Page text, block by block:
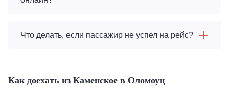
Что делать, если пассажир не успел на рейс?
Как доехать из Каменское в Оломоуц